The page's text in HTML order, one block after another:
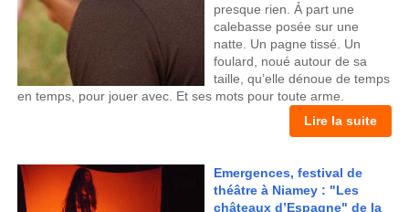
presque rien. Ả part une
calebasse posée sur une
natte. Un pagne tissé. Un
foulard, noué autour de sa
taille, qu’elle dénoue de temps
en temps, pour jouer avec. Et ses mots pour toute arme.
Lire la suite
Emergences, festival de
théâtre à Niamey : "Les
châteaux d’Espagne" de la